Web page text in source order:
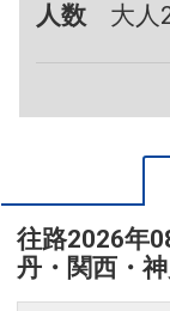
人数
大人
往路2026年
丹・関西・